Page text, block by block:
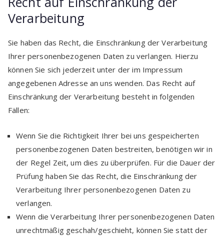
Verarbeitung
Sie haben das Recht, die Einschränkung der Verarbeitung
Ihrer personenbezogenen Daten zu verlangen. Hierzu
können Sie sich jederzeit unter der im Impressum
angegebenen Adresse an uns wenden. Das Recht auf
Einschränkung der Verarbeitung besteht in folgenden
Fällen:
Wenn Sie die Richtigkeit Ihrer bei uns gespeicherten
personenbezogenen Daten bestreiten, benötigen wir in
der Regel Zeit, um dies zu überprüfen. Für die Dauer der
Prüfung haben Sie das Recht, die Einschränkung der
Verarbeitung Ihrer personenbezogenen Daten zu
verlangen.
Wenn die Verarbeitung Ihrer personenbezogenen Daten
unrechtmäßig geschah/geschieht, können Sie statt der